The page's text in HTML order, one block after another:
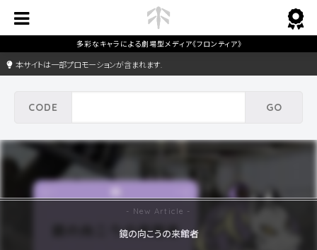
本サイトは一部プロモーションが含まれます.
鏡の向こうの来館者